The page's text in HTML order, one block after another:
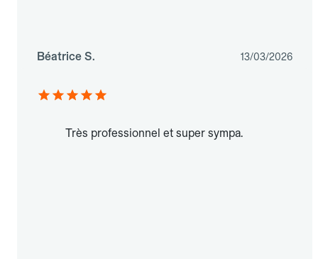
Béatrice S. 13/03/2026
Très professionnel et super sympa.